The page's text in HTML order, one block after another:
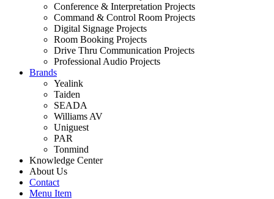
Conference & Interpretation Projects
Command & Control Room Projects
Digital Signage Projects
Room Booking Projects
Drive Thru Communication Projects
Professional Audio Projects
Brands
Yealink
Taiden
SEADA
Williams AV
Uniguest
PAR
Tonmind
Knowledge Center
About Us
Contact
Menu Item